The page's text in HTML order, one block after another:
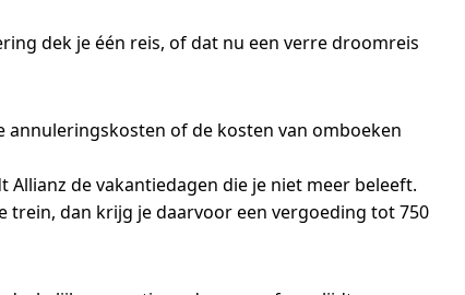
dek je één reis, of dat nu een verre droomreis
of de kosten van omboeken
de vakantiedagen die je niet meer beleeft.
dan krijg je daarvoor een vergoeding tot 750